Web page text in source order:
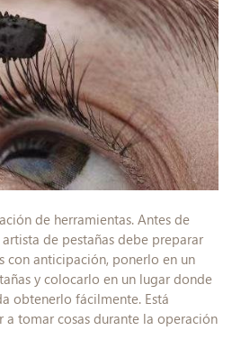
de herramientas. Antes de
de pestañas debe preparar
con anticipación, ponerlo en un
y colocarlo en un lugar donde
obtenerlo fácilmente. Está
a tomar cosas durante la operación